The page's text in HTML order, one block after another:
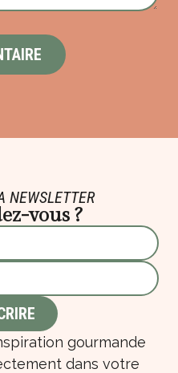
NEWSLETTER
vous ?
gourmande
dans votre